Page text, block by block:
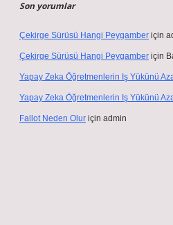
Son yorumlar
Çekirge Sürüsü Hangi Peygamber için
Çekirge Sürüsü Hangi Peygamber için
Yapay Zeka Öğretmenlerin Iş Yükünü
Yapay Zeka Öğretmenlerin Iş Yükünü
Fallot Neden Olur için admin